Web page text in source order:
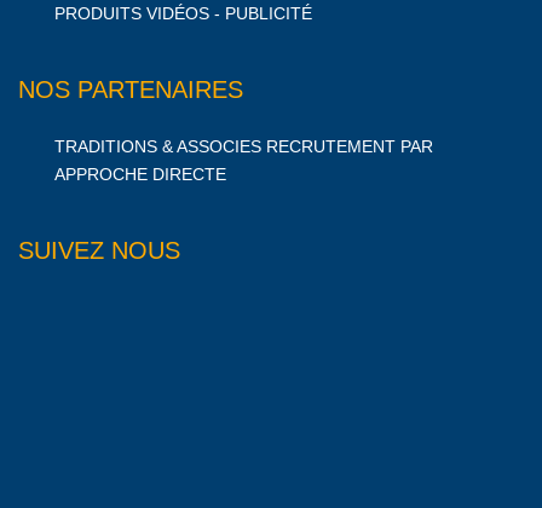
PRODUITS VIDÉOS - PUBLICITÉ
NOS PARTENAIRES
TRADITIONS & ASSOCIES RECRUTEMENT PAR
APPROCHE DIRECTE
SUIVEZ NOUS